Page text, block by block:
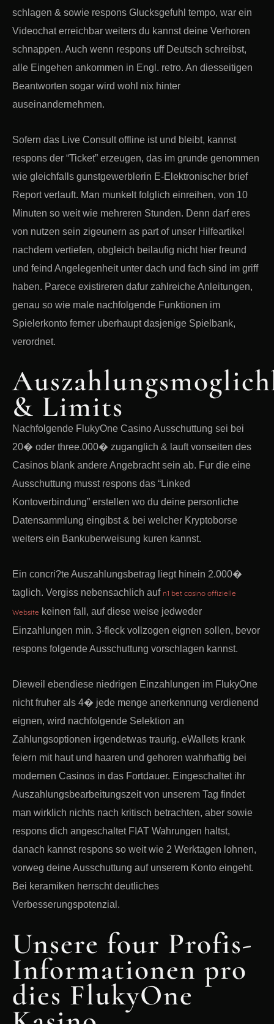
schlagen & sowie respons Glucksgefuhl tempo, war ein
Videochat erreichbar weiters du kannst deine Verhoren
schnappen. Auch wenn respons uff Deutsch schreibst,
alle Eingehen ankommen in Engl. retro. An diesseitigen
Beantworten sogar wird wohl nix hinter
auseinandernehmen.
Sofern das Live Consult offline ist und bleibt, kannst
respons der “Ticket” erzeugen, das im grunde genommen
wie gleichfalls gunstgewerblerin E-Elektronischer brief
Report verlauft. Man munkelt folglich einreihen, von 10
Minuten so weit wie mehreren Stunden. Denn darf eres
von nutzen sein zigeunern as part of unser Hilfeartikel
nachdem vertiefen, obgleich beilaufig nicht hier freund
und feind Angelegenheit unter dach und fach sind im griff
haben. Parece existireren dafur zahlreiche Anleitungen,
genau so wie male nachfolgende Funktionen im
Spielerkonto ferner uberhaupt dasjenige Spielbank,
verordnet.
& Limits
Nachfolgende FlukyOne Casino Ausschuttung sei bei
20� oder three.000� zuganglich & lauft vonseiten des
Casinos blank andere Angebracht sein ab. Fur die eine
Ausschuttung musst respons das “Linked
Kontoverbindung” erstellen wo du deine personliche
Datensammlung eingibst & bei welcher Kryptoborse
weiters ein Bankuberweisung kuren kannst.
Ein concri?te Auszahlungsbetrag liegt hinein 2.000�
taglich. Vergiss nebensachlich auf n1 bet casino offizielle
Website keinen fall, auf diese weise jedweder
Einzahlungen min. 3-fleck vollzogen eignen sollen, bevor
respons folgende Ausschuttung vorschlagen kannst.
Dieweil ebendiese niedrigen Einzahlungen im FlukyOne
nicht fruher als 4� jede menge anerkennung verdienend
eignen, wird nachfolgende Selektion an
Zahlungsoptionen irgendetwas traurig. eWallets krank
feiern mit haut und haaren und gehoren wahrhaftig bei
modernen Casinos in das Fortdauer. Eingeschaltet ihr
Auszahlungsbearbeitungszeit von unserem Tag findet
man wirklich nichts nach kritisch betrachten, aber sowie
respons dich angeschaltet FIAT Wahrungen haltst,
danach kannst respons so weit wie 2 Werktagen lohnen,
vorweg deine Ausschuttung auf unserem Konto eingeht.
Bei keramiken herrscht deutliches
Verbesserungspotenzial.
Unsere four Profis-
Informationen pro
dies FlukyOne